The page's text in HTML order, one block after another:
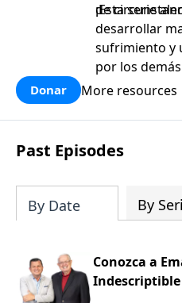
de
¡Esta serie
desarrollar
sufrimiento y
por los
Donar More resources
Past Episodes
By Date By
Conozca a
Indescriptible